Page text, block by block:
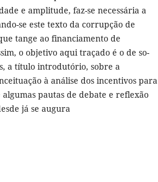
e amplitude, faz-se necessária a
se este texto da corrupção de
tange ao financiamento de
o objetivo aqui traçado é o de so­
a título introdutório, sobre a
à análise dos incentivos para
pautas de debate e reflexão
já se augura